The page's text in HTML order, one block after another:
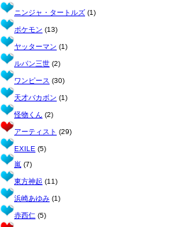
ニンジャ・タートルズ (1)
ポケモン (13)
ヤッターマン (1)
ルパン三世 (2)
ワンピース (30)
天才バカボン (1)
怪物くん (2)
アーティスト (29)
EXILE (5)
嵐 (7)
東方神起 (11)
浜崎あゆみ (1)
赤西仁 (5)